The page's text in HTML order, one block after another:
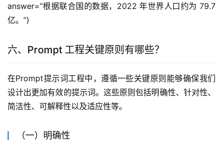
answer=”根据联合国的数据，2022 年世界人口约为 79.7
亿。”)
六、Prompt 工程关键原则有哪些？
在Prompt提示词工程中，遵循一些关键原则能够确保我们
设计出更加有效的提示词。这些原则包括明确性、针对性、
简洁性、可解释性以及适应性等。
（一）明确性